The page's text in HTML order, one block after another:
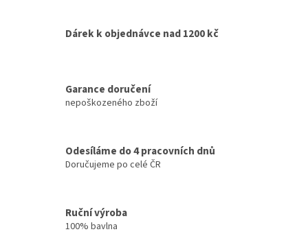
Dárek k objednávce nad 1200 kč
Garance doručení
nepoškozeného zboží
Odesíláme do 4 pracovních dnů
Doručujeme po celé ČR
Ruční výroba
100% bavlna